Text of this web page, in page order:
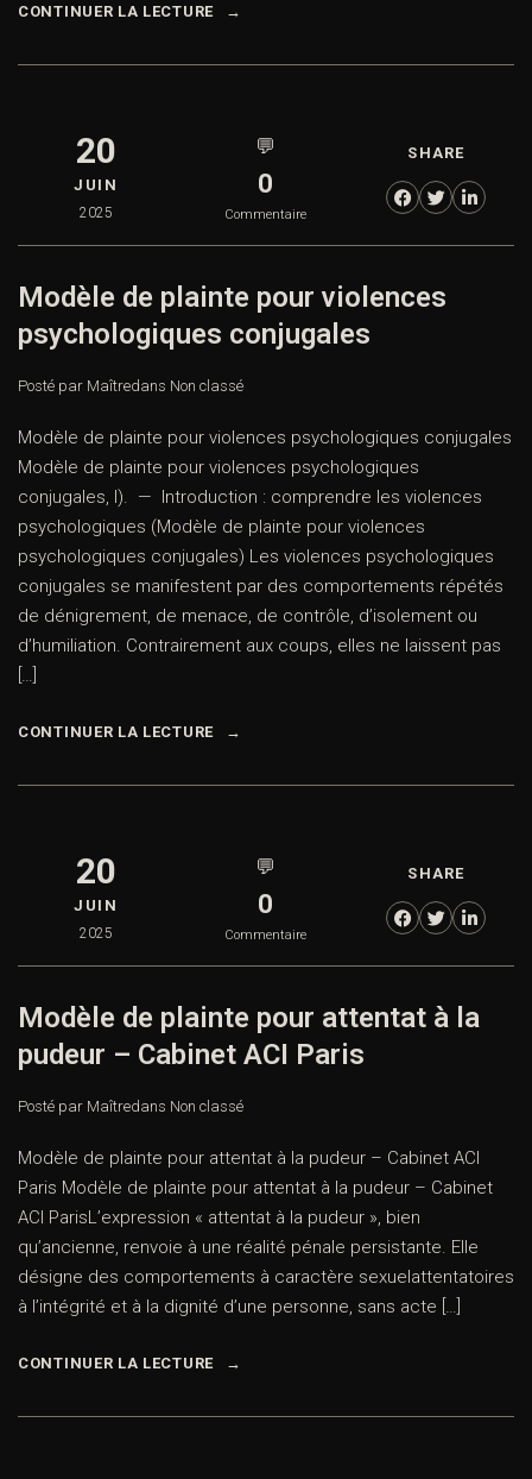
CONTINUER LA LECTURE
20
JUIN
2025
💬
0
Commentaire
SHARE
Modèle de plainte pour violences
psychologiques conjugales
Posté par Maîtredans Non classé
Modèle de plainte pour violences psychologiques conjugales
Modèle de plainte pour violences psychologiques
conjugales, I). — Introduction : comprendre les violences
psychologiques (Modèle de plainte pour violences
psychologiques conjugales) Les violences psychologiques
conjugales se manifestent par des comportements répétés
de dénigrement, de menace, de contrôle, d’isolement ou
d’humiliation. Contrairement aux coups, elles ne laissent pas
[…]
CONTINUER LA LECTURE
20
JUIN
2025
💬
0
Commentaire
SHARE
Modèle de plainte pour attentat à la
pudeur – Cabinet ACI Paris
Posté par Maîtredans Non classé
Modèle de plainte pour attentat à la pudeur – Cabinet ACI
Paris Modèle de plainte pour attentat à la pudeur – Cabinet
ACI ParisL’expression « attentat à la pudeur », bien
qu’ancienne, renvoie à une réalité pénale persistante. Elle
désigne des comportements à caractère sexuelattentatoires
à l’intégrité et à la dignité d’une personne, sans acte […]
CONTINUER LA LECTURE